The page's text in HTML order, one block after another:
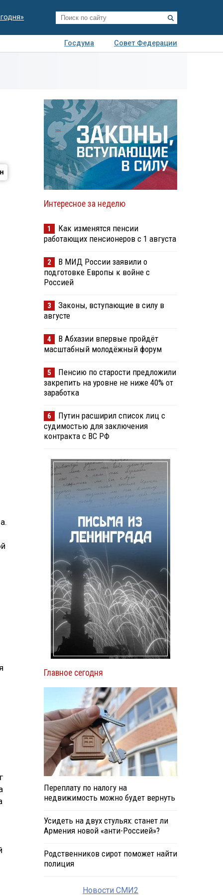
Госдума
Совет Федерации
Интересное за неделю
1
Как изменятся пенсии
работающих пенсионеров с 1 августа
2
В МИД России заявили о
подготовке Европы к войне с
Россией
3
Законы, вступающие в силу в
августе
4
В Абхазии впервые пройдёт
масштабный молодёжный форум
5
Пенсию по старости предложили
закрепить на уровне не ниже 40% от
заработка
6
Путин расширил список лиц с
судимостью для заключения
контракта с ВС РФ
Главное сегодня
Переплату по налогу на
недвижимость можно будет вернуть
Усидеть на двух стульях: станет ли
Армения новой «анти-Россией»?
Родственников сирот поможет найти
полиция
Новости СМИ2